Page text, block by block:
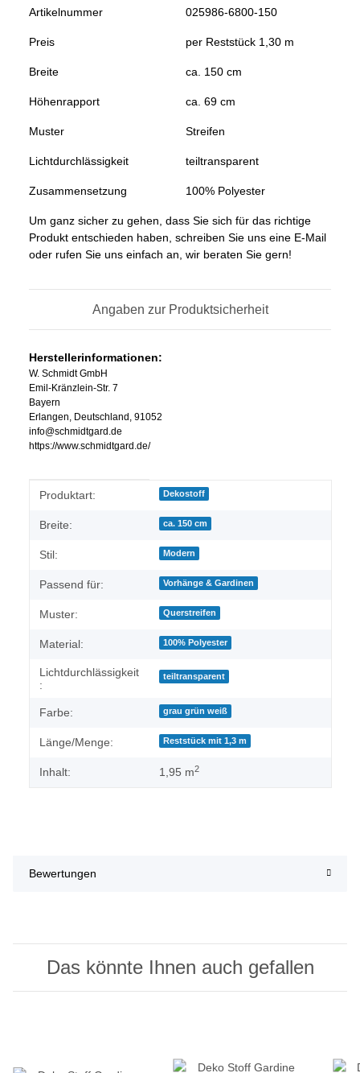
Artikelnummer 025986-6800-150
Preis per Reststück 1,30 m
Breite ca. 150 cm
Höhenrapport ca. 69 cm
Muster Streifen
Lichtdurchlässigkeit teiltransparent
Zusammensetzung 100% Polyester
Um ganz sicher zu gehen, dass Sie sich für das richtige
Produkt entschieden haben, schreiben Sie uns eine E-Mail
oder rufen Sie uns einfach an, wir beraten Sie gern!
Angaben zur Produktsicherheit
Herstellerinformationen:
W. Schmidt GmbH
Emil-Kränzlein-Str. 7
Bayern
Erlangen, Deutschland, 91052
info@schmidtgard.de
https://www.schmidtgard.de/
Produkteigenschaft
Wert
Produktart: Dekostoff
Breite: ca. 150 cm
Stil: Modern
Passend für: Vorhänge & Gardinen
Muster: Querstreifen
Material: 100% Polyester
Lichtdurchlässigkeit
:
teiltransparent
Farbe: grau grün weiß
Länge/Menge: Reststück mit 1,3 m
Inhalt: 1,95 m2
Bewertungen
Das könnte Ihnen auch gefallen